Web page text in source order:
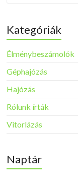
Kategóriák
Élménybeszámolók
Géphajózás
Hajózás
Rólunk írták
Vitorlázás
Naptár